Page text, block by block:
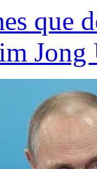
que
Jong